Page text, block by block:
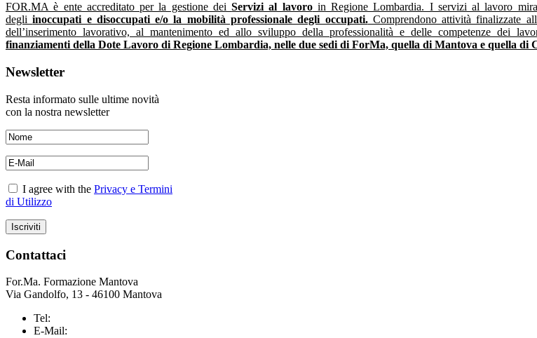
FOR.MA è ente accreditato per la gestione deiServizi al lavoroin Regione Lombardia. I servizi al lavoro
degliinoccupati e disoccupati e/o la mobilità professionale degli occupati.Comprendono attività finalizzate
dell’inserimento lavorativo, al mantenimento ed allo sviluppo della professionalità e delle competenze dei
finanziamenti della Dote Lavoro di Regione Lombardia, nelle due sedi di ForMa, quella di Mantova e quella di
Newsletter
Resta informato sulle ultime novità
con la nostra newsletter
I agree with the Privacy e Termini
di Utilizzo
Contattaci
For.Ma. Formazione Mantova
Via Gandolfo, 13 - 46100 Mantova
Tel:
E-Mail: